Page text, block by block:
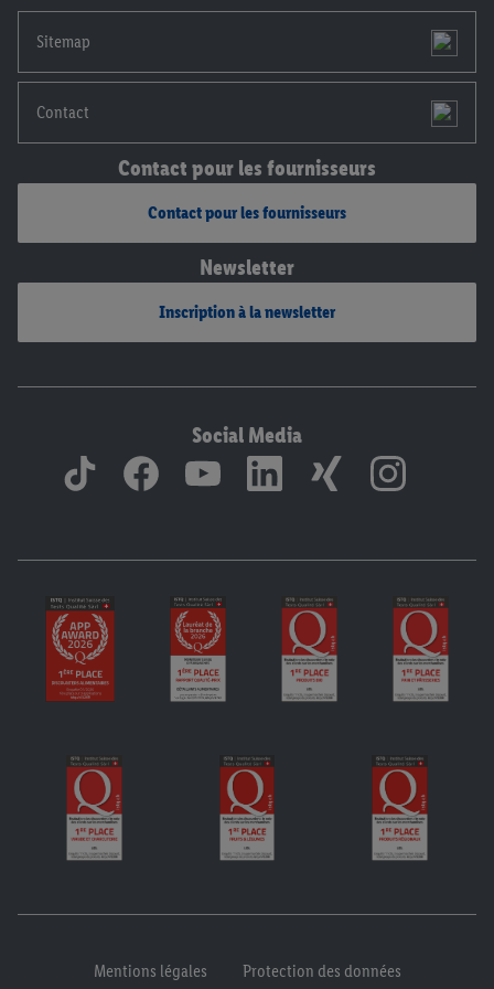
Sitemap
Contact
Contact pour les fournisseurs
Contact pour les fournisseurs
Newsletter
Inscription à la newsletter
Social Media
Mentions légales Protection des données
mentions légales, c’est ici.